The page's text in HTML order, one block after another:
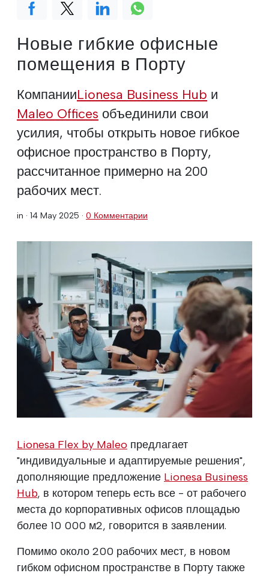
Новые гибкие офисные
помещения в Порту
КомпанииLionesa Business Hub и
Maleo Offices объединили свои
усилия, чтобы открыть новое гибкое
офисное пространство в Порту,
рассчитанное примерно на 200
рабочих мест.
in · 14 May 2025 · 0 Комментарии
Lionesa Flex by Maleo предлагает
"индивидуальные и адаптируемые решения",
дополняющие предложение Lionesa Business
Hub, в котором теперь есть все - от рабочего
места до корпоративных офисов площадью
более 10 000 м2, говорится в заявлении.
Помимо около 200 рабочих мест, в новом
гибком офисном пространстве в Порту также